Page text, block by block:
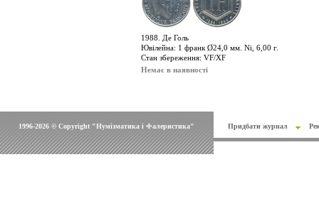
1988. Де Голь
Ювілейна: 1 франк Ø24,0 мм. Ni, 6,00 г.
Стан збереження: VF/XF
Немає в наявності
1996-2026 © Copyright "Нумізматика і Фалеристика" Придбати журнал